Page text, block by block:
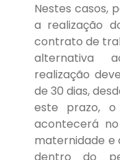
Nestes casos,
a realização
contrato de
alternativa
realização
de 30 dias,
este prazo,
acontecerá
maternidade e